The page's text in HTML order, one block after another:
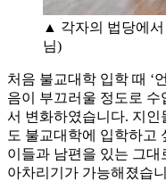
▲ 각자의 법당에서
님)
처음 불교대학 입학 때 ‘
음이 부끄러울 정도로 수
서 변화하였습니다. 지
도 불교대학에 입학하고
이들과 남편을 있는 그
아차리기가 가능해졌습